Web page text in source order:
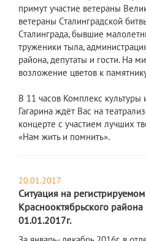
примут участие ветераны
ветераны Сталинградской
Сталинграда, бывшие
труженики тыла,
района, депутаты и гости. На
возложение цветов к
В 11 часов Комплекс
Гагарина ждёт Вас на
концерте с участием лучших
«Нам жить и помнить».
20.01.2017
Ситуация на
Краснооктябрьского района
01.01.2017г.